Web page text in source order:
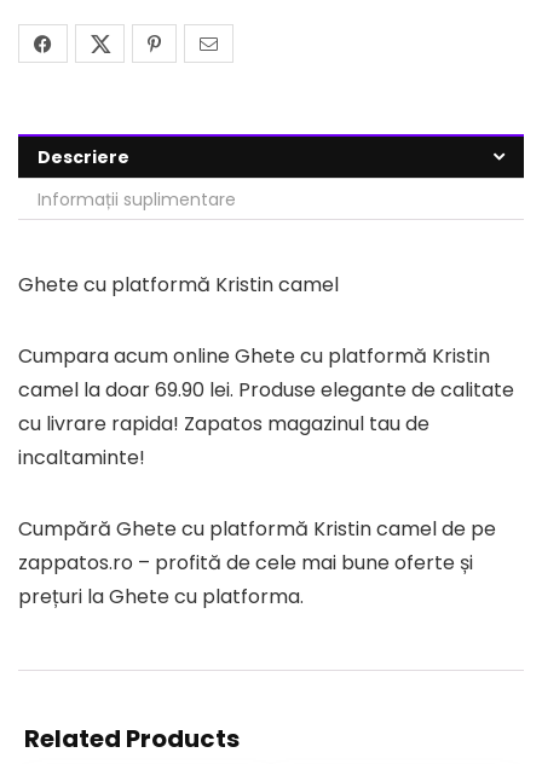
Descriere
Informații suplimentare
Ghete cu platformă Kristin camel
Cumpara acum online Ghete cu platformă Kristin
camel la doar 69.90 lei. Produse elegante de calitate
cu livrare rapida! Zapatos magazinul tau de
incaltaminte!
Cumpără Ghete cu platformă Kristin camel de pe
zappatos.ro – profită de cele mai bune oferte și
prețuri la Ghete cu platforma.
Related Products